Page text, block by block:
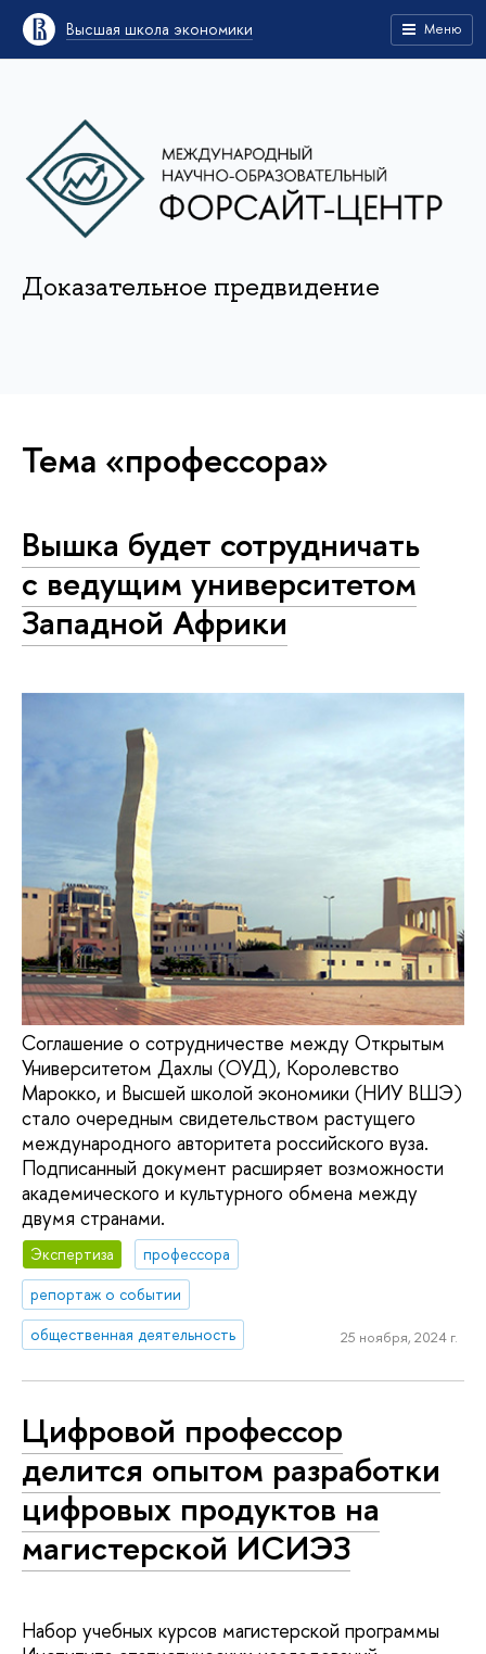
Высшая школа экономики Меню
Доказательное предвидение
Тема «профессора»
Вышка будет сотрудничать
с ведущим университетом
Западной Африки
Соглашение о сотрудничестве между Открытым
Университетом Дахлы (ОУД), Королевство
Марокко, и Высшей школой экономики (НИУ ВШЭ)
стало очередным свидетельством растущего
международного авторитета российского вуза.
Подписанный документ расширяет возможности
академического и культурного обмена между
двумя странами.
Экспертиза
профессора
репортаж о событии
общественная деятельность
25 ноября, 2024 г.
Цифровой профессор
делится опытом разработки
цифровых продуктов на
магистерской ИСИЭЗ
Набор учебных курсов магистерской программы